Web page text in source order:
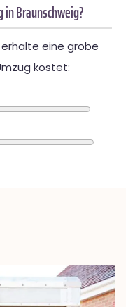
in Braunschweig?
eine grobe
kostet: